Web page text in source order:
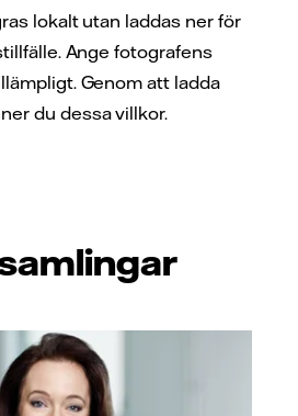
lokalt utan laddas ner för
Ange fotografens
Genom att ladda
du dessa villkor.